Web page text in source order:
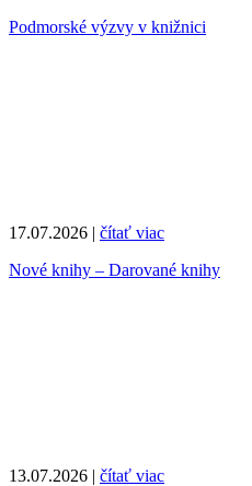
Podmorské výzvy v knižnici
17.07.2026 | čítať viac
Nové knihy – Darované knihy
13.07.2026 | čítať viac